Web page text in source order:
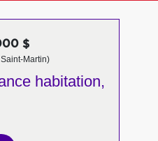
$
Martin)
habitation,